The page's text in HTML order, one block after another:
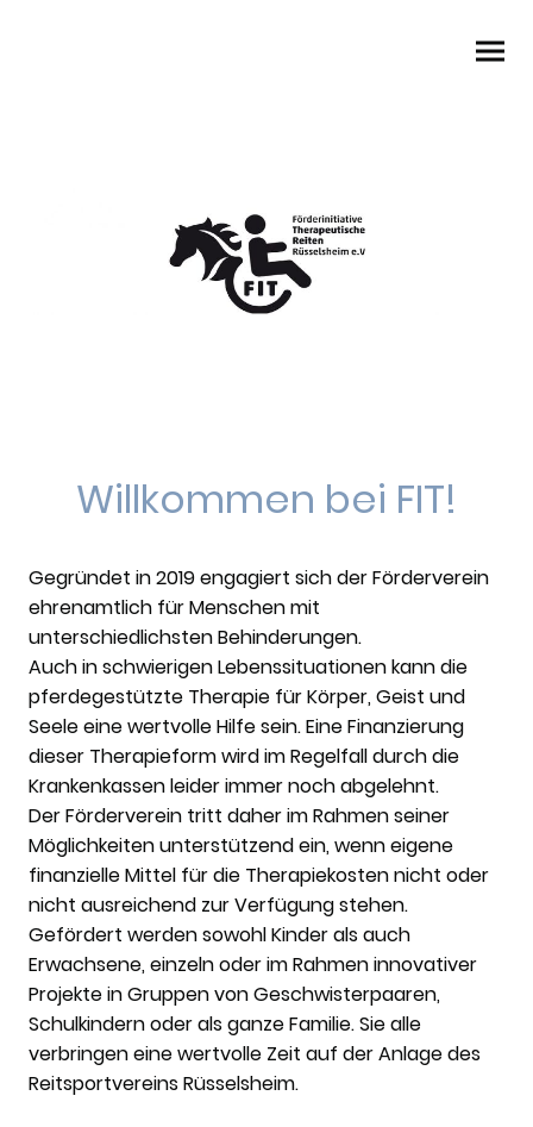
Willkommen bei FIT!
Gegründet in 2019 engagiert sich der Förderverein
ehrenamtlich für Menschen mit
unterschiedlichsten Behinderungen.
Auch in schwierigen Lebenssituationen kann die
pferdegestützte Therapie für Körper, Geist und
Seele eine wertvolle Hilfe sein. Eine Finanzierung
dieser Therapieform wird im Regelfall durch die
Krankenkassen leider immer noch abgelehnt.
Der Förderverein tritt daher im Rahmen seiner
Möglichkeiten unterstützend ein, wenn eigene
finanzielle Mittel für die Therapiekosten nicht oder
nicht ausreichend zur Verfügung stehen.
Gefördert werden sowohl Kinder als auch
Erwachsene, einzeln oder im Rahmen innovativer
Projekte in Gruppen von Geschwisterpaaren,
Schulkindern oder als ganze Familie. Sie alle
verbringen eine wertvolle Zeit auf der Anlage des
Reitsportvereins Rüsselsheim.